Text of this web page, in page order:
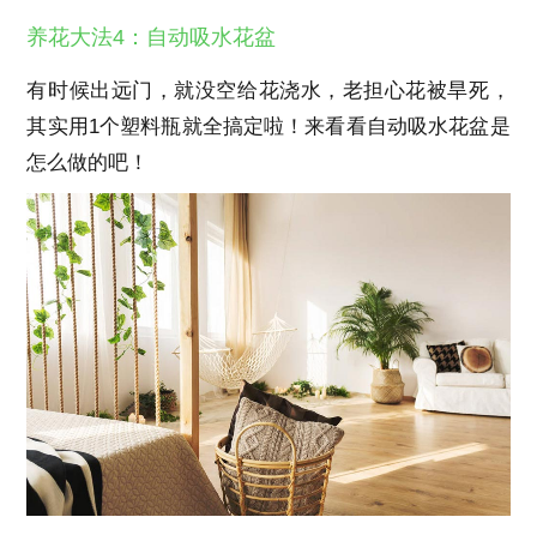
养花大法4：自动吸水花盆
有时候出远门，就没空给花浇水，老担心花被旱死，
其实用1个塑料瓶就全搞定啦！来看看自动吸水花盆是
怎么做的吧！